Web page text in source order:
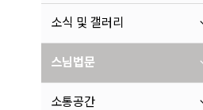
소식 및 갤러리
스님법문
소통공간